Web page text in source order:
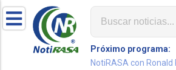
Próximo programa:
NotiRASA con Ronald